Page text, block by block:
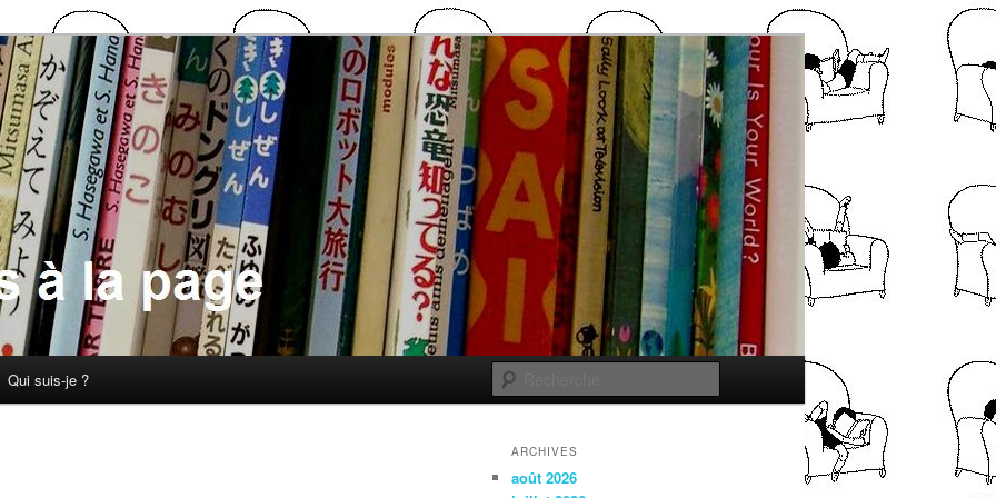
page
Qui suis-je ?
ARCHIVES
août 2026